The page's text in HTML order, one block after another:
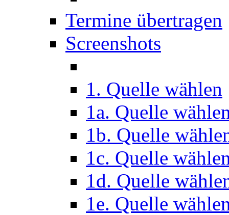
Termine übertragen
Screenshots
1. Quelle wählen
1a. Quelle
1b. Quelle
1c. Quelle
1d. Quelle
1e. Quelle